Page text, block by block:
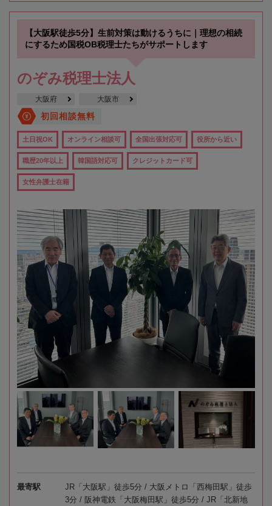
【大阪駅徒歩5分】生前対策は動けるうちに｜理想の相続
にするため国税OB税理士たちがサポートします
のぞみ税理士法人
大阪府 大阪市
初回相談無料
土日祝OK オンライン相談可 全国出張対応可 役所から近い
職歴20年以上 韓国語対応可 クレジットカード可
女性弁護士在籍
最寄駅
JR「大阪駅」徒歩5分 / 大阪メトロ「西梅田駅」徒歩
3分 / 阪神電鉄「大阪梅田駅」徒歩5分 / JR「北新地